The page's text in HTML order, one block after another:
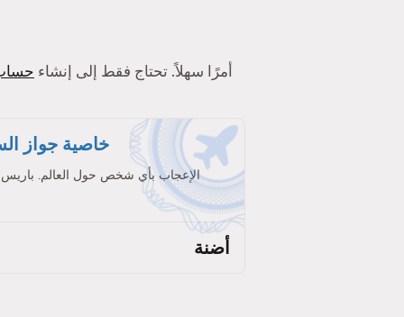
أولاً ، يُعد استخدام Tinder أمرًا سهلاً. تحتاج فقط إلى إنشاء
خاصية جواز
الإعجاب بأي شخص حول العالم.
أضنة